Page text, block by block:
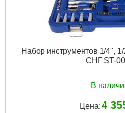
Набор инструментов 1/4",
СНГ ST-
В
Цена:4